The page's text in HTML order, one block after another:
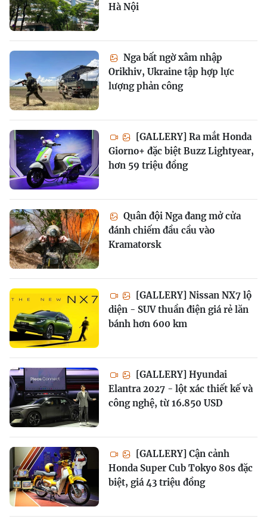
Hà Nội
Nga bất ngờ xâm nhập
Orikhiv, Ukraine tập hợp lực
lượng phản công
[GALLERY] Ra mắt Honda
Giorno+ đặc biệt Buzz Lightyear,
hơn 59 triệu đồng
Quân đội Nga đang mở cửa
đánh chiếm đầu cầu vào
Kramatorsk
[GALLERY] Nissan NX7 lộ
diện - SUV thuần điện giá rẻ lăn
bánh hơn 600 km
[GALLERY] Hyundai
Elantra 2027 - lột xác thiết kế và
công nghệ, từ 16.850 USD
[GALLERY] Cận cảnh
Honda Super Cub Tokyo 80s đặc
biệt, giá 43 triệu đồng